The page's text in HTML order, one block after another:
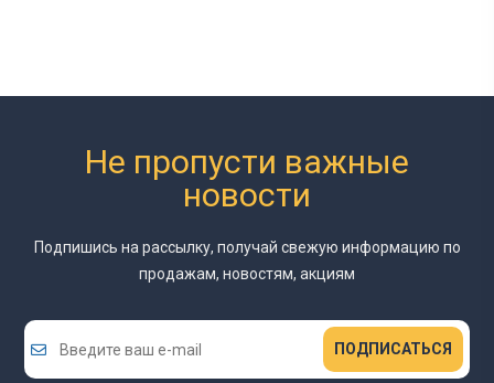
Не пропусти важные
новости
Подпишись на рассылку, получай свежую информацию по
продажам, новостям, акциям
ПОДПИСАТЬСЯ